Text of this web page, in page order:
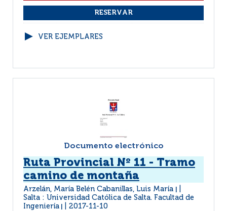
VER EJEMPLARES
Documento electrónico
Ruta Provincial Nº 11 - Tramo
camino de montaña
Arzelán, María Belén Cabanillas, Luis María
Salta : Universidad Católica de Salta. Facultad de
Ingeniería
2017-11-10